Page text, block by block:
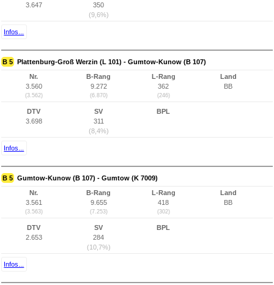
3.647
350
(9,6%)
Infos...
B 5 Plattenburg-Groß Werzin (L 101) - Gumtow-Kunow (B 107)
Nr.
3.560
(3.562)
B-Rang
9.272
(6.870)
L-Rang
362
(246)
Land
BB
DTV
3.698
SV
311
(8,4%)
BPL
Infos...
B 5 Gumtow-Kunow (B 107) - Gumtow (K 7009)
Nr.
3.561
(3.563)
B-Rang
9.655
(7.253)
L-Rang
418
(302)
Land
BB
DTV
2.653
SV
284
(10,7%)
BPL
Infos...